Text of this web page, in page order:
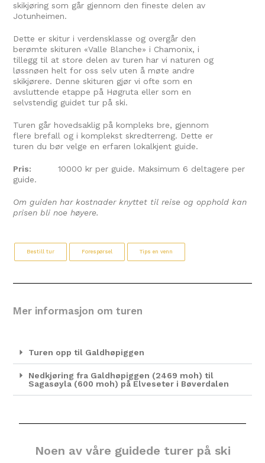
skikjøring som går gjennom den fineste delen av
Jotunheimen.
Dette er skitur i verdensklasse og overgår den
berømte skituren «Valle Blanche» i Chamonix, i
tillegg til at store delen av turen har vi naturen og
løssnøen helt for oss selv uten å møte andre
skikjørere. Denne skituren gjør vi ofte som en
avsluttende etappe på Høgruta eller som en
selvstendig guidet tur på ski.
Turen går hovedsaklig på kompleks bre, gjennom
flere brefall og i komplekst skredterreng. Dette er
turen du bør velge en erfaren lokalkjent guide.
Pris: 10000 kr per guide. Maksimum 6 deltagere per
guide.
Om guiden har kostnader knyttet til reise og opphold kan
prisen bli noe høyere.
Bestill tur Forespørsel Tips en venn
Mer informasjon om turen
Turen opp til Galdhøpiggen
Nedkjøring fra Galdhøpiggen (2469 moh) til
Sagasøyla (600 moh) på Elveseter i Bøverdalen
Noen av våre guidede turer på ski